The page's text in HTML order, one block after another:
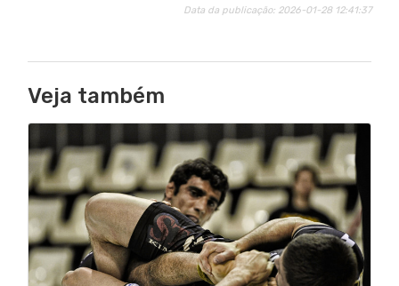
Data da publicação: 2026-01-28 12:41:37
Veja também